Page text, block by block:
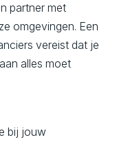
partner met
omgevingen. Een
vereist dat je
alles moet
bij jouw